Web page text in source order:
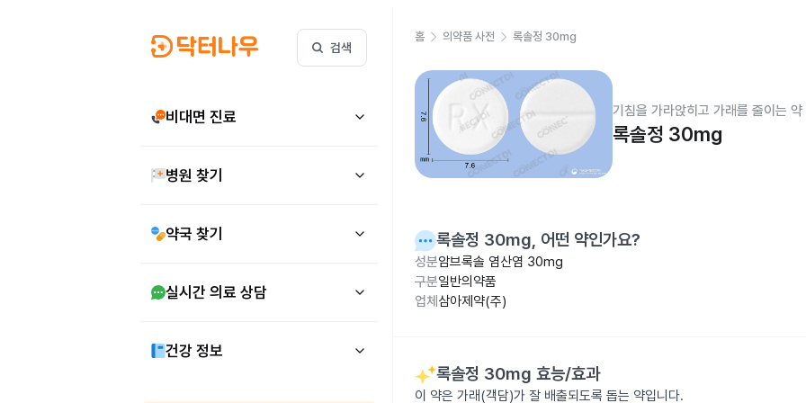
검색
비대면 진료
병원 찾기
약국 찾기
실시간 의료 상담
건강 정보
홈 의약품 사전 록솔정 30mg
기침을 가라앉히고 가래를 줄이는 약
록솔정 30mg
록솔정 30mg, 어떤 약인가요?
성분암브록솔 염산염 30mg
구분일반의약품
업체 삼아제약(주)
록솔정 30mg 효능/효과
이 약은 가래(객담)가 잘 배출되도록 돕는 약입니다.